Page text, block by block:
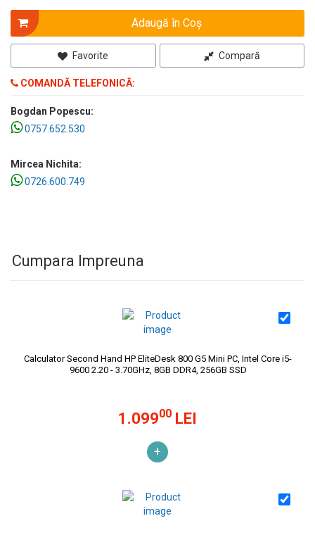
Adaugă în Coş
Favorite Compară
COMANDĂ TELEFONICĂ:
Bogdan Popescu:
0757.652.530
Mircea Nichita:
0726.600.749
Cumpara Impreuna
Calculator Second Hand HP EliteDesk 800 G5 Mini PC, Intel Core i5-
9600 2.20 - 3.70GHz, 8GB DDR4, 256GB SSD
1.09900 LEI
+